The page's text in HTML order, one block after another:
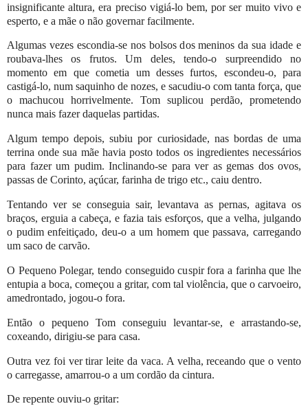
insignificante altura, era preciso vigiá-lo bem, por ser muito vivo e
esperto, e a mãe o não governar facilmente.
Algumas vezes escondia-se nos bolsos dos meninos da sua idade e
roubava-lhes os frutos. Um deles, tendo-o surpreendido no
momento em que cometia um desses furtos, escondeu-o, para
castigá-lo, num saquinho de nozes, e sacudiu-o com tanta força, que
o machucou horrivelmente. Tom suplicou perdão, prometendo
nunca mais fazer daquelas partidas.
Algum tempo depois, subiu por curiosidade, nas bordas de uma
terrina onde sua mãe havia posto todos os ingredientes necessários
para fazer um pudim. Inclinando-se para ver as gemas dos ovos,
passas de Corinto, açúcar, farinha de trigo etc., caiu dentro.
Tentando ver se conseguia sair, levantava as pernas, agitava os
braços, erguia a cabeça, e fazia tais esforços, que a velha, julgando
o pudim enfeitiçado, deu-o a um homem que passava, carregando
um saco de carvão.
O Pequeno Polegar, tendo conseguido cuspir fora a farinha que lhe
entupia a boca, começou a gritar, com tal violência, que o carvoeiro,
amedrontado, jogou-o fora.
Então o pequeno Tom conseguiu levantar-se, e arrastando-se,
coxeando, dirigiu-se para casa.
Outra vez foi ver tirar leite da vaca. A velha, receando que o vento
o carregasse, amarrou-o a um cordão da cintura.
De repente ouviu-o gritar: